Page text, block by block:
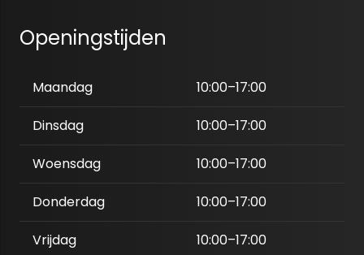
Openingstijden
Maandag 10:00–17:00
Dinsdag 10:00–17:00
Woensdag 10:00–17:00
Donderdag 10:00–17:00
Vrijdag 10:00–17:00